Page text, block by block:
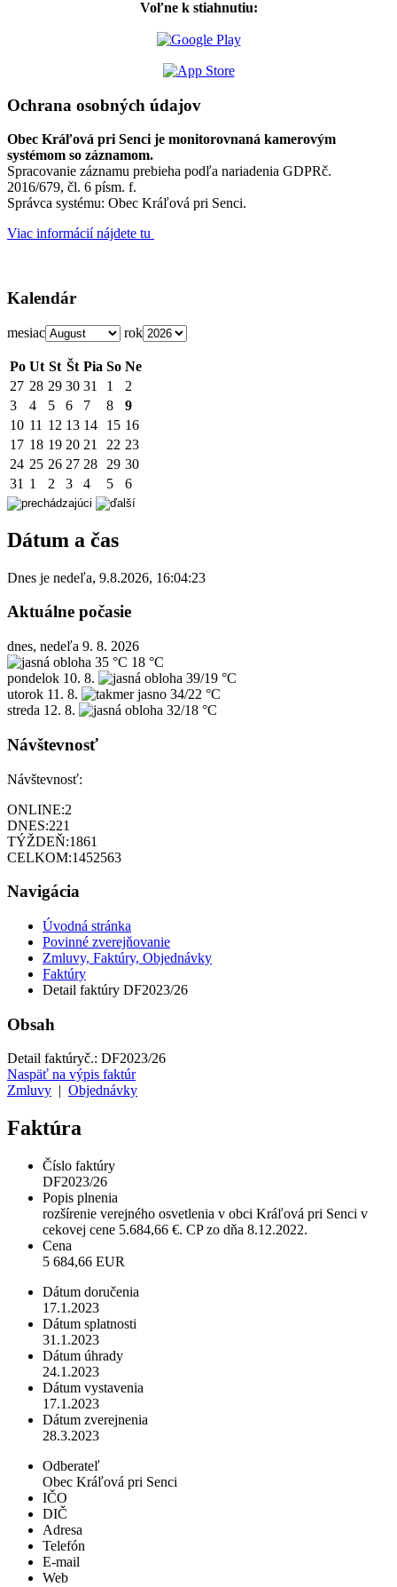
Voľne k stiahnutiu:
Ochrana osobných údajov
Obec Kráľová pri Senci je monitorovnaná kamerovým
systémom so záznamom.
Spracovanie záznamu prebieha podľa nariadenia GDPRč.
2016/679, čl. 6 písm. f.
Správca systému: Obec Kráľová pri Senci.
Viac informácií nájdete tu
Kalendár
mesiac rok
Po Ut St Št Pia So Ne
27 28 29 30 31 1
2
3
4 5 6 7 8
9
10 11 12 13 14 15 16
17 18 19 20 21 22 23
24 25 26 27 28 29 30
31 1 2 3 4 5 6
Dátum a čas
Dnes je nedeľa, 9.8.2026, 16:04:23
Aktuálne počasie
dnes, nedeľa 9. 8. 2026
35 °C 18 °C
pondelok 10. 8.
39/19 °C
utorok 11. 8.
34/22 °C
streda 12. 8. 32/18 °C
Návštevnosť
Návštevnosť:
ONLINE:2
DNES:221
TÝŽDEŇ:1861
CELKOM:1452563
Navigácia
Úvodná stránka
Povinné zverejňovanie
Zmluvy, Faktúry, Objednávky
Faktúry
Detail faktúry DF2023/26
Obsah
Detail faktúryč.: DF2023/26
Naspäť na výpis faktúr
Zmluvy
Objednávky
Faktúra
Číslo faktúry
DF2023/26
Popis plnenia
rozšírenie verejného osvetlenia v obci Kráľová pri Senci v
cekovej cene 5.684,66 €. CP zo dňa 8.12.2022.
Cena
5 684,66 EUR
Dátum doručenia
17.1.2023
Dátum splatnosti
31.1.2023
Dátum úhrady
24.1.2023
Dátum vystavenia
17.1.2023
Dátum zverejnenia
28.3.2023
Odberateľ
Obec Kráľová pri Senci
IČO
DIČ
Adresa
Telefón
E-mail
Web